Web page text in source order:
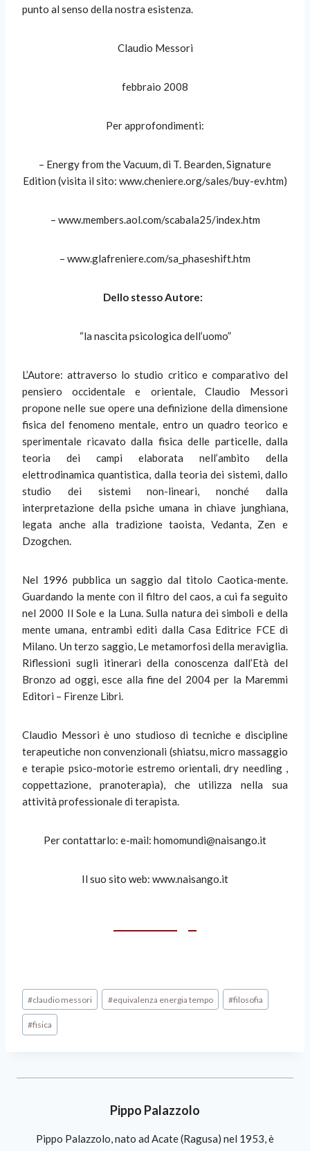
punto al senso della nostra esistenza.
Claudio Messori
febbraio 2008
Per approfondimenti:
– Energy from the Vacuum, di T. Bearden, Signature
Edition (visita il sito: www.cheniere.org/sales/buy-ev.htm)
– www.members.aol.com/scabala25/index.htm
– www.glafreniere.com/sa_phaseshift.htm
Dello stesso Autore:
“la nascita psicologica dell’uomo”
L’Autore: attraverso lo studio critico e comparativo del
pensiero occidentale e orientale, Claudio Messori
propone nelle sue opere una definizione della dimensione
fisica del fenomeno mentale, entro un quadro teorico e
sperimentale ricavato dalla fisica delle particelle, dalla
teoria dei campi elaborata nell’ambito della
elettrodinamica quantistica, dalla teoria dei sistemi, dallo
studio dei sistemi non-lineari, nonché dalla
interpretazione della psiche umana in chiave junghiana,
legata anche alla tradizione taoista, Vedanta, Zen e
Dzogchen.
Nel 1996 pubblica un saggio dal titolo Caotica-mente.
Guardando la mente con il filtro del caos, a cui fa seguito
nel 2000 Il Sole e la Luna. Sulla natura dei simboli e della
mente umana, entrambi editi dalla Casa Editrice FCE di
Milano. Un terzo saggio, Le metamorfosi della meraviglia.
Riflessioni sugli itinerari della conoscenza dall’Età del
Bronzo ad oggi, esce alla fine del 2004 per la Maremmi
Editori – Firenze Libri.
Claudio Messori è uno studioso di tecniche e discipline
terapeutiche non convenzionali (shiatsu, micro massaggio
e terapie psico-motorie estremo orientali, dry needling ,
coppettazione, pranoterapia), che utilizza nella sua
attività professionale di terapista.
Per contattarlo: e-mail: homomundi@naisango.it
Il suo sito web: www.naisango.it
#claudio messori #equivalenza energia tempo #filosofia
#fisica
Pippo Palazzolo
Pippo Palazzolo, nato ad Acate (Ragusa) nel 1953, è